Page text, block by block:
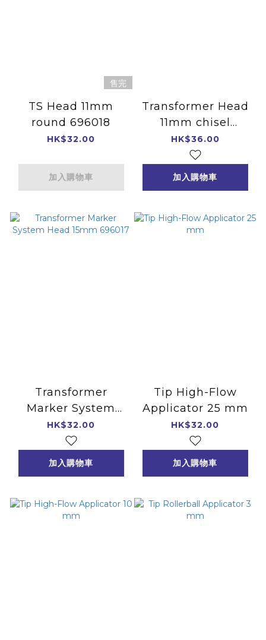
售完
TS Head 11mm
round 696018
HK$32.00
加入購物車
Transformer Head
11mm chisel
696019
HK$36.00
加入購物車
Transformer
Marker System
Head 15mm 696017
HK$32.00
加入購物車
Tip High-Flow
Applicator 25 mm
HK$32.00
加入購物車